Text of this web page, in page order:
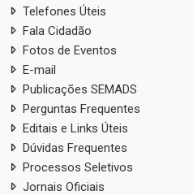
Telefones Úteis
Fala Cidadão
Fotos de Eventos
E-mail
Publicações SEMADS
Perguntas Frequentes
Editais e Links Úteis
Dúvidas Frequentes
Processos Seletivos
Jornais Oficiais